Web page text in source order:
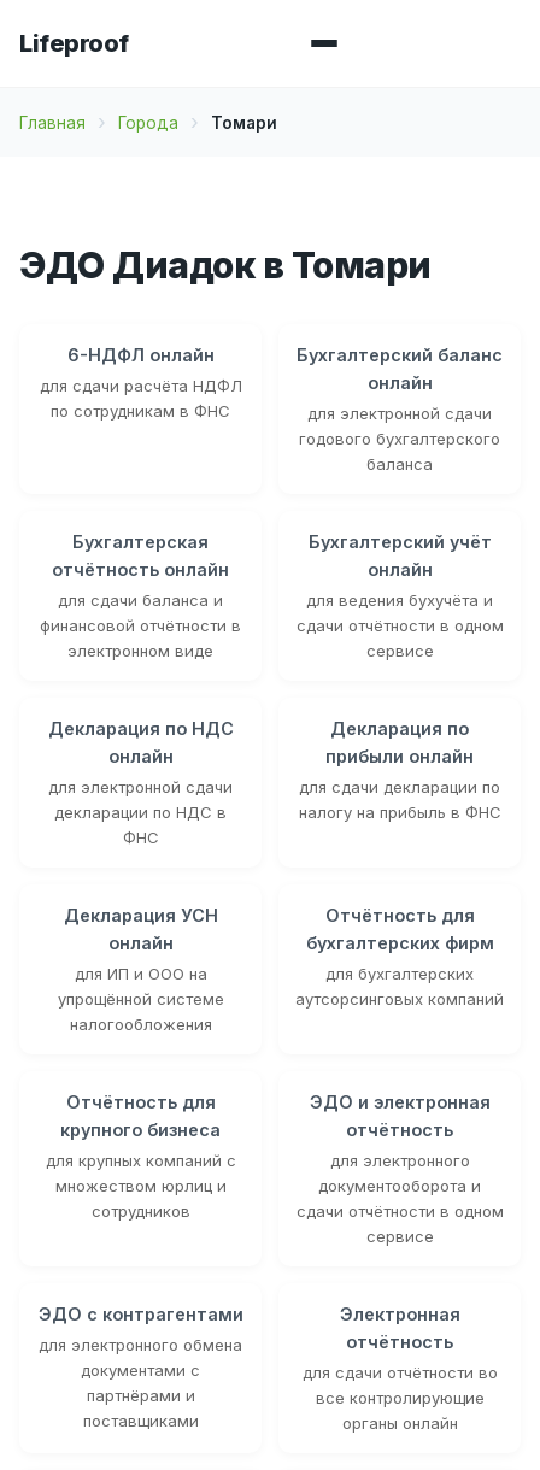
Lifeproof
Главная Города Томари
ЭДО Диадок в Томари
6-НДФЛ онлайн
для сдачи расчёта НДФЛ
по сотрудникам в ФНС
Бухгалтерский баланс
онлайн
для электронной сдачи
годового бухгалтерского
баланса
Бухгалтерская
отчётность онлайн
для сдачи баланса и
финансовой отчётности в
электронном виде
Бухгалтерский учёт
онлайн
для ведения бухучёта и
сдачи отчётности в одном
сервисе
Декларация по НДС
онлайн
для электронной сдачи
декларации по НДС в
ФНС
Декларация по
прибыли онлайн
для сдачи декларации по
налогу на прибыль в ФНС
Декларация УСН
онлайн
для ИП и ООО на
упрощённой системе
налогообложения
Отчётность для
бухгалтерских фирм
для бухгалтерских
аутсорсинговых компаний
Отчётность для
крупного бизнеса
для крупных компаний с
множеством юрлиц и
сотрудников
ЭДО и электронная
отчётность
для электронного
документооборота и
сдачи отчётности в одном
сервисе
ЭДО с контрагентами
для электронного обмена
документами с
партнёрами и
поставщиками
Электронная
отчётность
для сдачи отчётности во
все контролирующие
органы онлайн